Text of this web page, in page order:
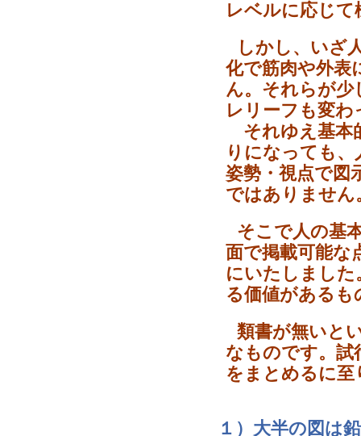
レベルに応じて
しかし、いざ
化で筋肉や外表
ん。それらが少
レリーフも変
それゆえ基本
りになっても
姿勢・視点で図
ではありません
そこで人の基
面で掲載可能な
にいたしまし
る価値がある
類書が無いと
なものです。試
をまとめるに至
１）大半の図は